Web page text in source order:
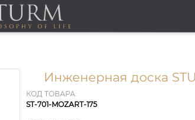
Инженерная доска
КОД ТОВАРА:
ST-701-MOZART-175